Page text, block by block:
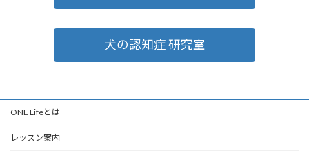
犬の認知症 研究室
ONE Lifeとは
レッスン案内